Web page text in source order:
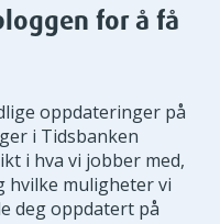
for å få
oppdateringer på
i Tidsbanken
i hva vi jobber med,
muligheter vi
deg oppdatert på